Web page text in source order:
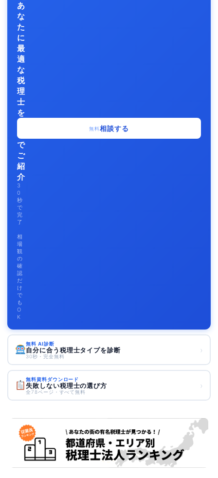
あ
な
た
に
最
適
な
税
理
士
を
無
料
で
ご
紹
介
3
0
秒
で
完
了
相
場
観
の
確
認
だ
け
で
も
O
K
無料相談する
無料 AI診断
自分に合う税理士タイプを診断
30秒・完全無料
›
無料資料ダウンロード
失敗しない税理士の選び方
全78ページ・すべて無料
›